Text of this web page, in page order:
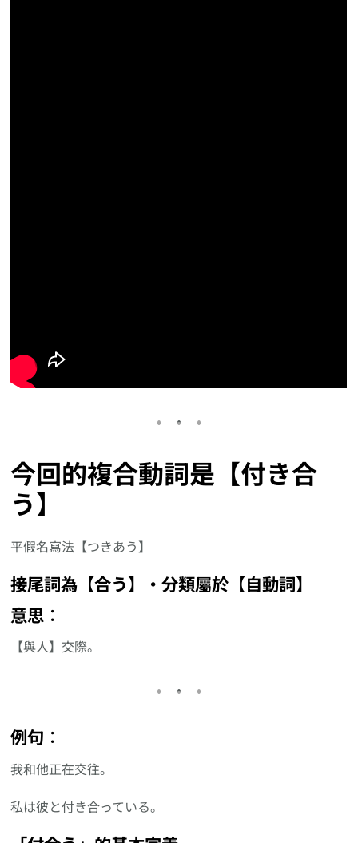
今回的複合動詞是【付き合
う】
平假名寫法【つきあう】
接尾詞為【合う】‧分類屬於【自動詞】
意思︰
【與人】交際。
例句︰
我和他正在交往。
私は彼と付き合っている。